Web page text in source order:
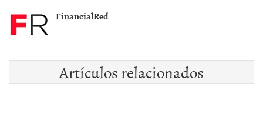
FinancialRed
Artículos relacionados